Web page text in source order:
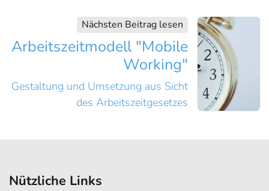
Nächsten Beitrag lesen
Arbeitszeitmodell "Mobile
Working"
Gestaltung und Umsetzung aus Sicht
des Arbeitszeitgesetzes
Nützliche Links